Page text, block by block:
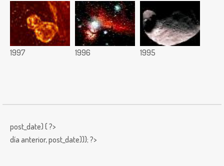
1997 1996 1995
post_date) { ?>
día anterior,post_date))); ?>